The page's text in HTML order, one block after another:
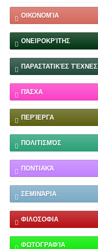
ΟΙΚΟΝΟΜΊΑ
ΟΝΕΙΡΟΚΡΊΤΗΣ
ΠΑΡΑΣΤΑΤΙΚΈΣ ΤΈΧΝΕΣ
ΠΆΣΧΑ
ΠΕΡΊΕΡΓΑ
ΠΟΛΙΤΙΣΜΌΣ
ΠΟΝΤΙΑΚΆ
ΣΕΜΙΝΆΡΙΑ
ΦΙΛΟΣΟΦΙΑ
ΦΩΤΟΓΡΑΦΊΑ